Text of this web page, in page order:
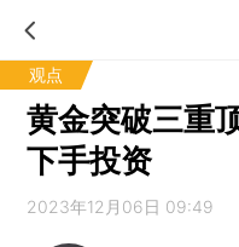
观点
黄金突破三重
下手投资
2023年12月06日 09:49